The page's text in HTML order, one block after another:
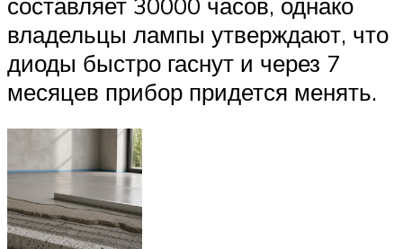
владельцы лампы утверждают, что
диоды быстро гаснут и через 7
месяцев прибор придется менять.